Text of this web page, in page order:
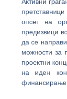
опсег на
предизвици
да се
можности за
проектни
на иден
финансирање.